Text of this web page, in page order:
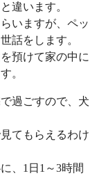
違います。
いますが、ペッ
話をします。
預けて家の中に
。
過ごすので、犬
てもらえるわけ
、1日1～3時間